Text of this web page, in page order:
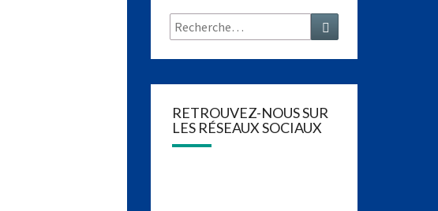
Rechercher :
RETROUVEZ-NOUS SUR
LES RÉSEAUX SOCIAUX